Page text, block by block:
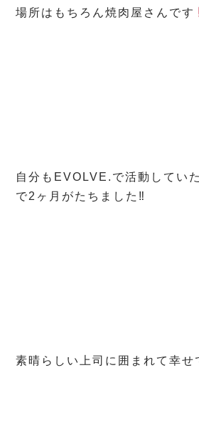
場所はもちろん焼肉屋さんです
自分もEVOLVE.で活動してい
で2ヶ月がたちました‼︎
素晴らしい上司に囲まれて幸せ